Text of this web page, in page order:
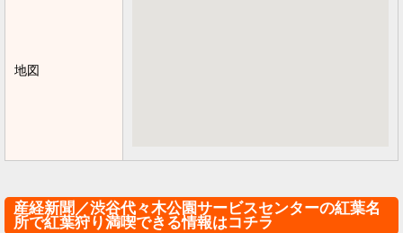
地図
産経新聞／渋谷代々木公園サービスセンターの紅葉名
所で紅葉狩り満喫できる情報はコチラ